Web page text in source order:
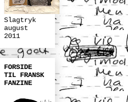
Slagtryk
august
2011
FORSIDE
TIL FRANSK
FANZINE